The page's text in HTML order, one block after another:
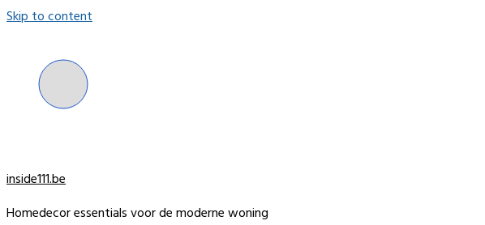
Skip to content
inside111.be
Homedecor essentials voor de moderne woning